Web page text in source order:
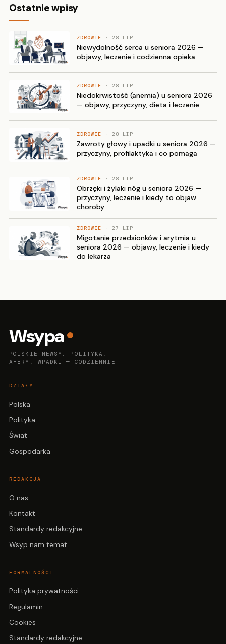
Ostatnie wpisy
ZDROWIE · 28 LIP
Niewydolność serca u seniora 2026 —
objawy, leczenie i codzienna opieka
ZDROWIE · 28 LIP
Niedokrwistość (anemia) u seniora 2026
— objawy, przyczyny, dieta i leczenie
ZDROWIE · 28 LIP
Zawroty głowy i upadki u seniora 2026 —
przyczyny, profilaktyka i co pomaga
ZDROWIE · 28 LIP
Obrzęki i żylaki nóg u seniora 2026 —
przyczyny, leczenie i kiedy to objaw
choroby
ZDROWIE · 27 LIP
Migotanie przedsionków i arytmia u
seniora 2026 — objawy, leczenie i kiedy
do lekarza
Wsypa
POLSKIE NEWSY, POLITYKA,
AFERY, WPADKI — CODZIENNIE
DZIAŁY
Polska
Polityka
Świat
Gospodarka
REDAKCJA
O nas
Kontakt
Standardy redakcyjne
Wsyp nam temat
FORMALNOŚCI
Polityka prywatności
Regulamin
Cookies
Standardy redakcyjne